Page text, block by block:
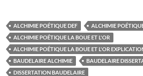
ALCHIMIE POÉTIQUE DEF
ALCHIMIE
ALCHIMIE POÉTIQUE LA BOUE ET L'OR
ALCHIMIE POÉTIQUE LA BOUE ET L'OR
BAUDELAIRE ALCHIMIE
BAUDELAIRE
DISSERTATION BAUDELAIRE